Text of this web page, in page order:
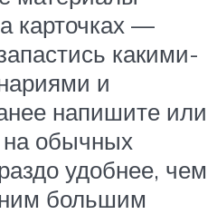
карточках —
какими-
и
напишите или
на обычных
удобнее, чем
большим